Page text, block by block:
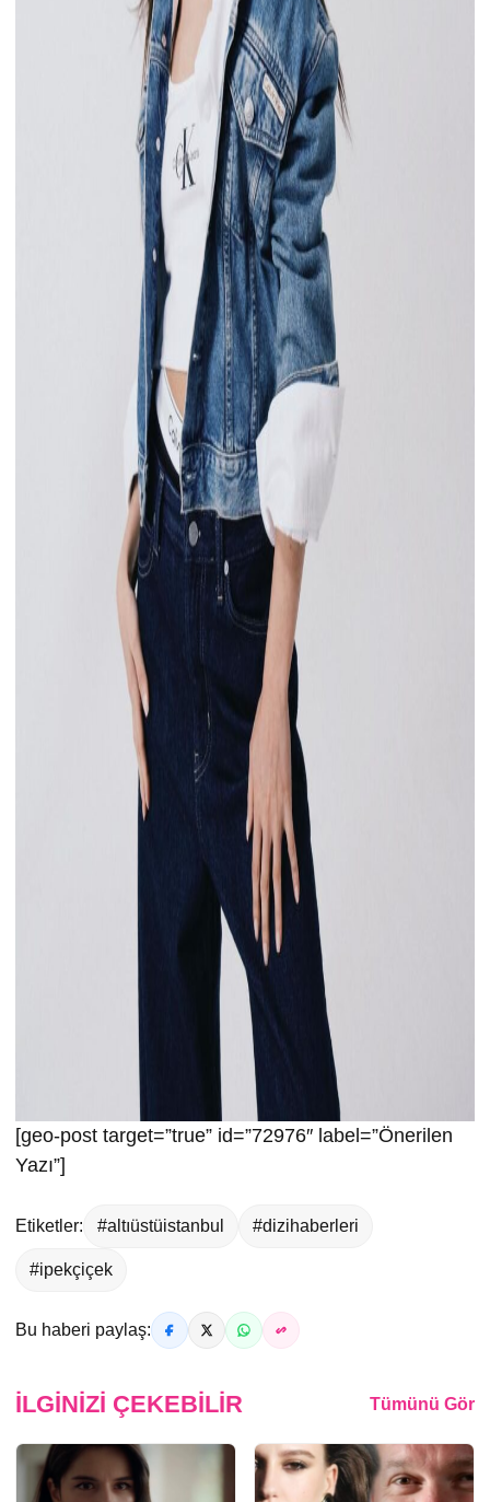
[geo-post target=”true” id=”72976″ label=”Önerilen
Yazı”]
Etiketler: #altıüstüistanbul #dizihaberleri
#ipekçiçek
Bu haberi paylaş:
İLGINIZI ÇEKEBILIR Tümünü Gör